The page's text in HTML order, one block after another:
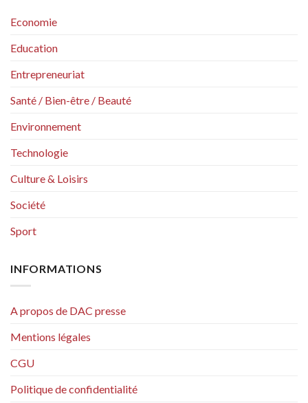
Economie
Education
Entrepreneuriat
Santé / Bien-être / Beauté
Environnement
Technologie
Culture & Loisirs
Société
Sport
INFORMATIONS
A propos de DAC presse
Mentions légales
CGU
Politique de confidentialité